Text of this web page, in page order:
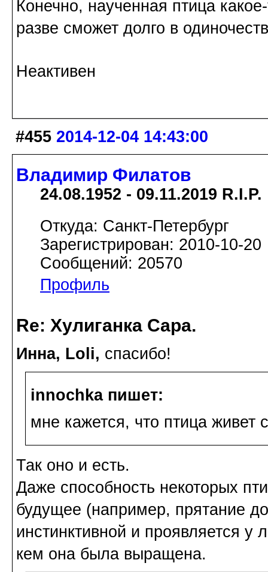
Конечно, наученная птица
разве сможет долго в
Неактивен
#455 2014-12-04 14:43:00
Владимир Филатов
24.08.1952 - 09.11.2019 R.I.P.
Откуда: Санкт-Петербург
Зарегистрирован: 2010-10-20
Сообщений: 20570
Профиль
Re: Хулиганка Сара.
Инна, Loli, спасибо!
innochka пишет:
мне кажется, что птица
Так оно и есть.
Даже способность некоторых
будущее (например, прятание
инстинктивной и проявляется у
кем она была выращена.